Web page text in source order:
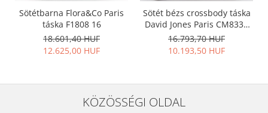
Sötétbarna Flora&Co Paris
táska F1808 16
18.601,40 HUF
12.625,00 HUF
Sötét bézs crossbody táska
David Jones Paris CM8330
15
16.793,70 HUF
10.193,50 HUF
KÖZÖSSÉGI OLDAL